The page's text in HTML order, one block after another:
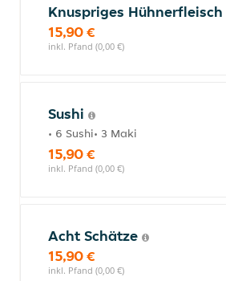
Knuspriges Hühnerfleisch
15,90 €
inkl. Pfand (0,00 €)
Sushi
• 6 Sushi• 3 Maki
15,90 €
inkl. Pfand (0,00 €)
Acht Schätze
15,90 €
inkl. Pfand (0,00 €)